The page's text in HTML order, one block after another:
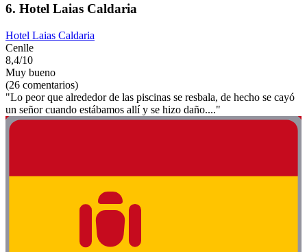
6. Hotel Laias Caldaria
Hotel Laias Caldaria
Cenlle
8,4/10
Muy bueno
(26 comentarios)
"Lo peor que alrededor de las piscinas se resbala, de hecho se cayó
un señor cuando estábamos allí y se hizo daño...."